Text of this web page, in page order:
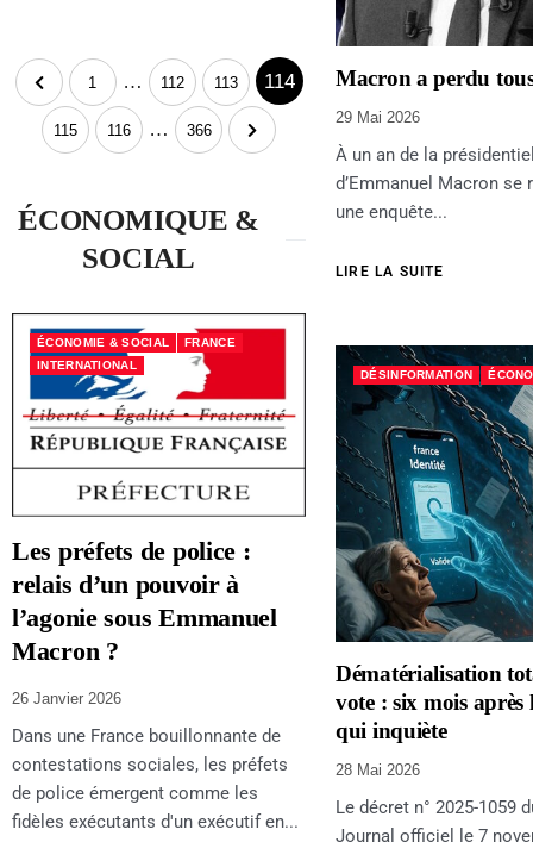
1 … 112 113 114
115 116 … 366
ÉCONOMIQUE &
SOCIAL
ÉCONOMIE & SOCIAL
FRANCE
INTERNATIONAL
Les préfets de police :
relais d’un pouvoir à
l’agonie sous Emmanuel
Macron ?
26 Janvier 2026
Dans une France bouillonnante de
contestations sociales, les préfets
de police émergent comme les
fidèles exécutants d'un exécutif en...
Macron a perdu
29 Mai 2026
À un an de la
d’Emmanuel Macron
une enquête...
LIRE LA SUITE
DÉSINFORMATION
Dématérialisation
vote : six mois
qui inquiète
28 Mai 2026
Le décret n° 2025-1059
Journal officiel le 7